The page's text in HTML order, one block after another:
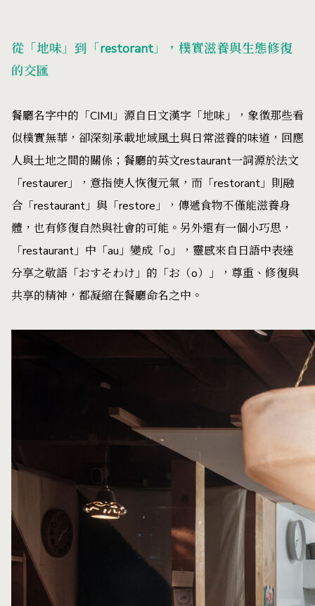
從「地味」到「restorant」，樸實滋養與生態修復
的交匯
餐廳名字中的「CIMI」源自日文漢字「地味」，象徵那些看
似樸實無華，卻深刻承載地域風土與日常滋養的味道，回應
人與土地之間的關係；餐廳的英文restaurant一詞源於法文
「restaurer」，意指使人恢復元氣，而「restorant」則融
合「restaurant」與「restore」，傳遞食物不僅能滋養身
體，也有修復自然與社會的可能。另外還有一個小巧思，
「restaurant」中「au」變成「o」，靈感來自日語中表達
分享之敬語「おすそわけ」的「お（o）」，尊重、修復與
共享的精神，都凝縮在餐廳命名之中。